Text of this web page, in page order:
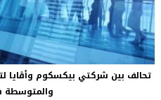
تحالف بين شركتي بيكسكوم وأڤايا
والمتوسطة